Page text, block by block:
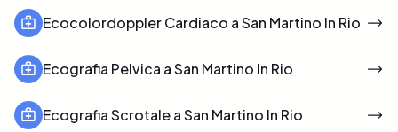
Ecocolordoppler Cardiaco a San Martino In Rio
Ecografia Pelvica a San Martino In Rio
Ecografia Scrotale a San Martino In Rio